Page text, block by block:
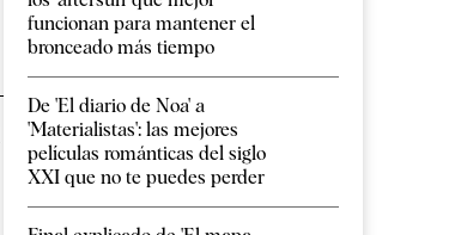
funcionan para mantener el
bronceado más tiempo
De 'El diario de Noa' a
'Materialistas': las mejores
películas románticas del siglo
XXI que no te puedes perder